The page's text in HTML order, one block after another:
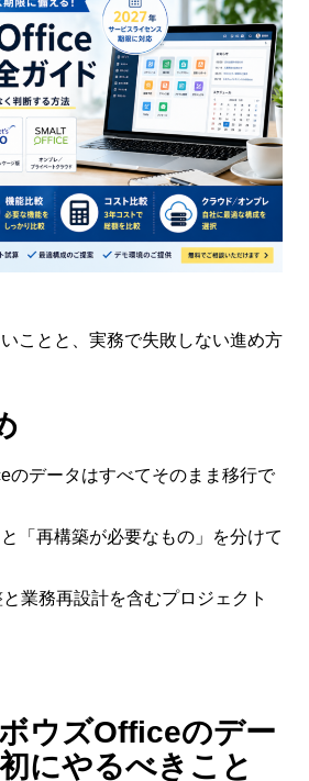
ことと、実務で失敗しない進め方
データはすべてそのまま移行で
「再構築が必要なもの」を分けて
業務再設計を含むプロジェクト
ウズOfficeのデー
にやるべきこと